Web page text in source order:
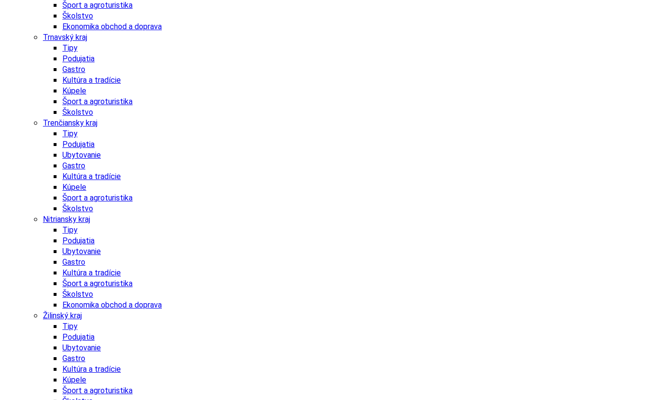
Šport a agroturistika
Školstvo
Ekonomika obchod a doprava
Trnavský kraj
Tipy
Podujatia
Gastro
Kultúra a tradície
Kúpele
Šport a agroturistika
Školstvo
Trenčiansky kraj
Tipy
Podujatia
Ubytovanie
Gastro
Kultúra a tradície
Kúpele
Šport a agroturistika
Školstvo
Nitriansky kraj
Tipy
Podujatia
Ubytovanie
Gastro
Kultúra a tradície
Šport a agroturistika
Školstvo
Ekonomika obchod a doprava
Žilinský kraj
Tipy
Podujatia
Ubytovanie
Gastro
Kultúra a tradície
Kúpele
Šport a agroturistika